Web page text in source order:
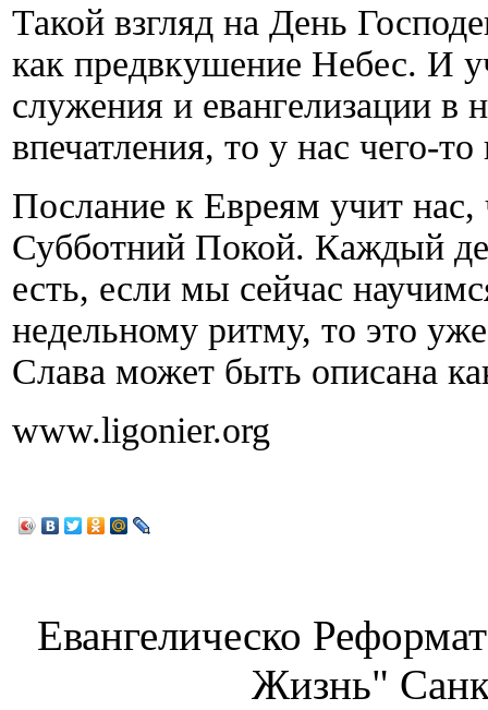
Такой взгляд на День
как предвкушение Небес. И
служения и евангелизации в
впечатления, то у нас чего-
Послание к Евреям учит нас,
Субботний Покой. Каждый
есть, если мы сейчас
недельному ритму, то это
Слава может быть описана
www.ligonier.org
Евангелическо
Жизнь"